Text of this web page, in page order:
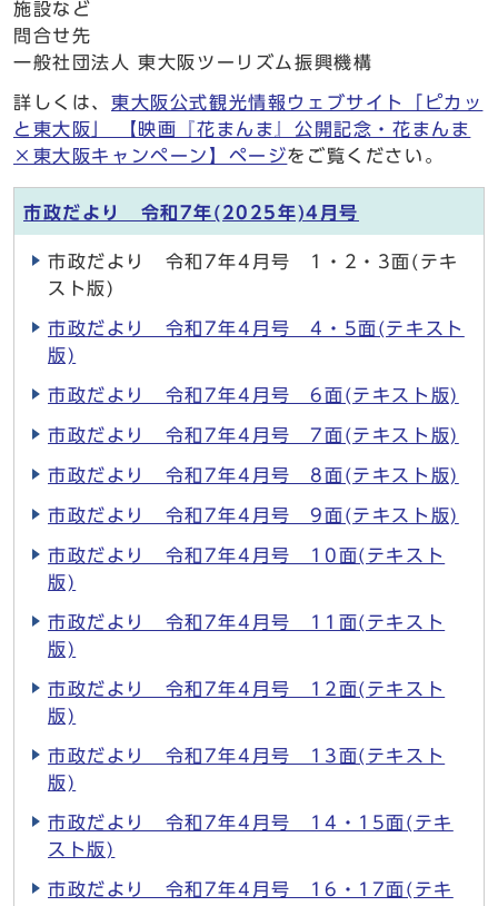
施設など
問合せ先
一般社団法人 東大阪ツーリズム振興機構
詳しくは、 東大阪公式観光情報ウェブサイト「ピカッ
と東大阪」 【映画『花まんま』公開記念・花まんま
×東大阪キャンペーン】ページをご覧ください。
市政だより 令和7年(2025年)4月号
市政だより 令和7年4月号 1・2・3面(テキ
スト版)
市政だより 令和7年4月号 4・5面(テキスト
版)
市政だより 令和7年4月号 6面(テキスト版)
市政だより 令和7年4月号 7面(テキスト版)
市政だより 令和7年4月号 8面(テキスト版)
市政だより 令和7年4月号 9面(テキスト版)
市政だより 令和7年4月号 10面(テキスト
版)
市政だより 令和7年4月号 11面(テキスト
版)
市政だより 令和7年4月号 12面(テキスト
版)
市政だより 令和7年4月号 13面(テキスト
版)
市政だより 令和7年4月号 14・15面(テキ
スト版)
市政だより 令和7年4月号 16・17面(テキ